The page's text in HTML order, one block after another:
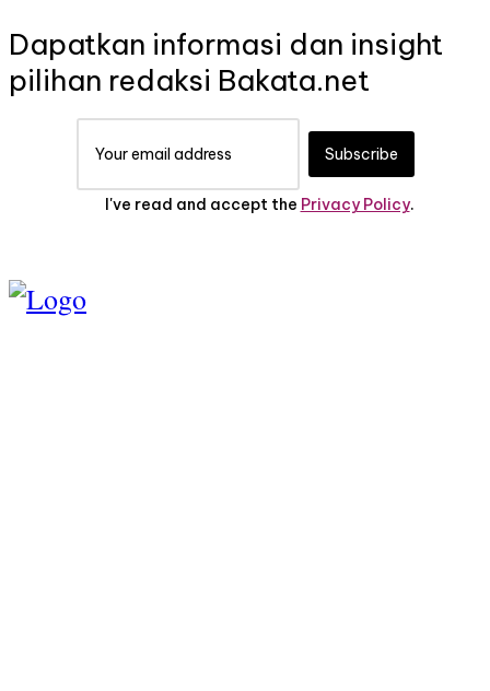
Dapatkan informasi dan insight
pilihan redaksi Bakata.net
Subscribe
I've read and accept the Privacy Policy.